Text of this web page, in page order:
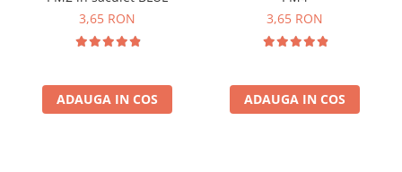
3,65 RON
ADAUGA IN COS
3,65 RON
ADAUGA IN COS